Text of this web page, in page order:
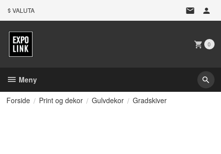
VALUTA
0
Meny
Forside Print og dekor Gulvdekor Gradskiver